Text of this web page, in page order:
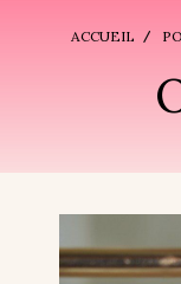
ACCUEIL